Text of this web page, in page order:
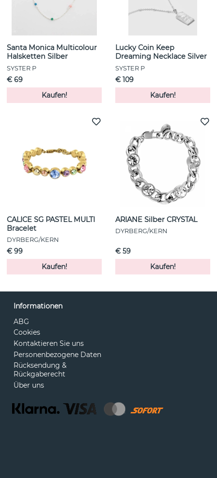
Santa Monica Multicolour
Halsketten Silber
SYSTER P
€ 69
Kaufen!
Lucky Coin Keep
Dreaming Necklace Silver
SYSTER P
€ 109
Kaufen!
CALICE SG PASTEL MULTI
Bracelet
DYRBERG/KERN
€ 99
Kaufen!
ARIANE Silber CRYSTAL
DYRBERG/KERN
€ 59
Kaufen!
Informationen
ABG
Cookies
Kontaktieren Sie uns
Personenbezogene Daten
Rücksendung &
Rückgaberecht
Über uns